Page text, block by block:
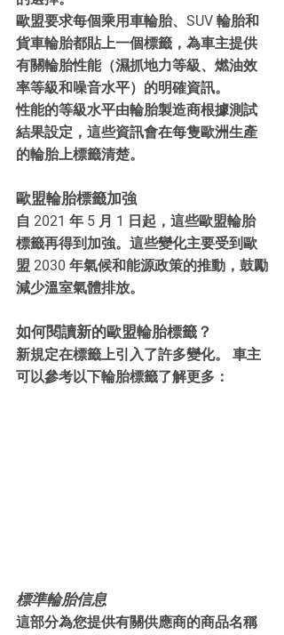
歐盟要求每個乘用車輪胎、SUV 輪胎和
貨車輪胎都貼上一個標籤，為車主提供
有關輪胎性能（濕抓地力等級、燃油效
率等級和噪音水平）的明確資訊。
性能的等級水平由輪胎製造商根據測試
結果設定，這些資訊會在每隻歐洲生產
的輪胎上標籤清楚。
歐盟輪胎標籤加強
自 2021 年 5 月 1 日起，這些歐盟輪胎
標籤再得到加強。這些變化主要受到歐
盟 2030 年氣候和能源政策的推動，鼓勵
減少溫室氣體排放。
如何閱讀新的歐盟輪胎標籤？
新規定在標籤上引入了許多變化。 車主
可以參考以下輪胎標籤了解更多：
標準輪胎信息
這部分為您提供有關供應商的商品名稱